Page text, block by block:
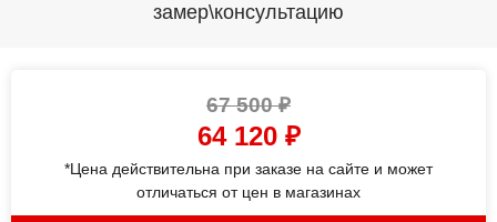
замер\консультацию
67 500₽
64 120 ₽
*Цена действительна при заказе на сайте и может
отличаться от цен в магазинах